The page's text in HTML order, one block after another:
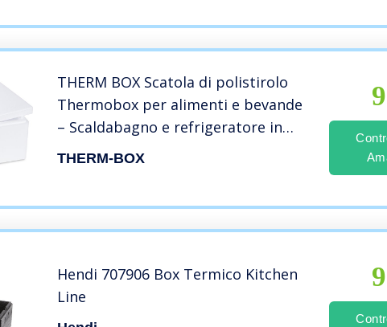
THERM BOX Scatola di polistirolo
Thermobox per alimenti e bevande
– Scaldabagno e refrigeratore in
polistirolo (40x30x21cm – 12,24L
THERM-BOX
Hendi 707906 Box Termico Kitchen
Line